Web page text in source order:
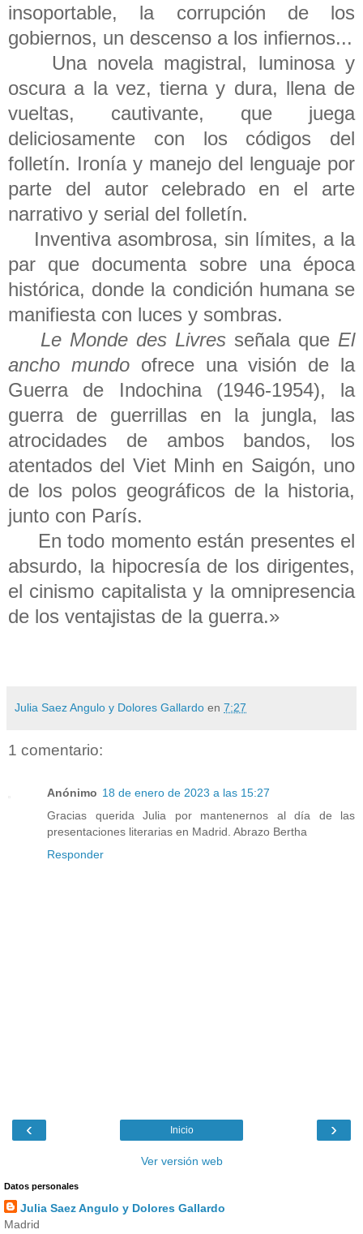
insoportable, la corrupción de los
gobiernos, un descenso a los infiernos...
Una novela magistral, luminosa y
oscura a la vez, tierna y dura, llena de
vueltas, cautivante, que juega
deliciosamente con los códigos del
folletín. Ironía y manejo del lenguaje por
parte del autor celebrado en el arte
narrativo y serial del folletín.
Inventiva asombrosa, sin límites, a la
par que documenta sobre una época
histórica, donde la condición humana se
manifiesta con luces y sombras.
Le Monde des Livres señala que El
ancho mundoofrece una visión de la
Guerra de Indochina (1946-1954), la
guerra de guerrillas en la jungla, las
atrocidades de ambos bandos, los
atentados del Viet Minh en Saigón, uno
de los polos geográficos de la historia,
junto con París.
En todo momento están presentes el
absurdo, la hipocresía de los dirigentes,
el cinismo capitalista y la omnipresencia
de los ventajistas de la guerra.»
Julia Saez Angulo y Dolores Gallardo en 7:27
1 comentario:
Anónimo 18 de enero de 2023 a las 15:27
Gracias querida Julia por mantenernos al día de las
presentaciones literarias en Madrid. Abrazo Bertha
Responder
‹ ›
Inicio
Ver versión web
Datos personales
Julia Saez Angulo y Dolores Gallardo
Madrid